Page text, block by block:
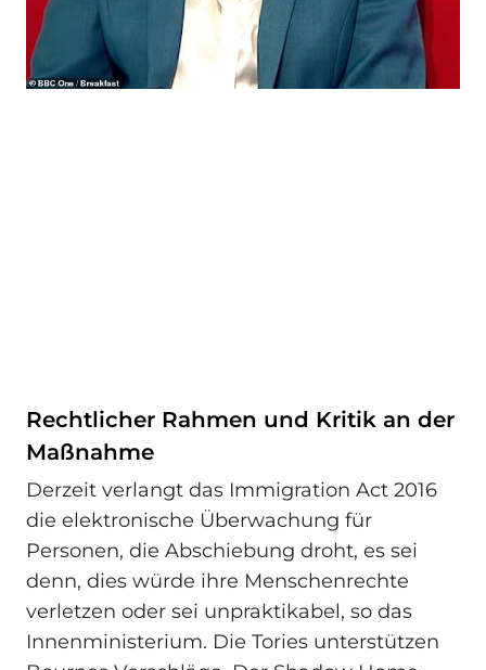
Rechtlicher Rahmen und Kritik an der
Maßnahme
Derzeit verlangt das Immigration Act 2016
die elektronische Überwachung für
Personen, die Abschiebung droht, es sei
denn, dies würde ihre Menschenrechte
verletzen oder sei unpraktikabel, so das
Innenministerium. Die Tories unterstützen